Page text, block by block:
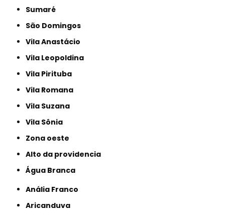
Sumaré
São Domingos
Vila Anastácio
Vila Leopoldina
Vila Pirituba
Vila Romana
Vila Suzana
Vila Sônia
Zona oeste
alto da providencia
Água Branca
Anália Franco
Aricanduva